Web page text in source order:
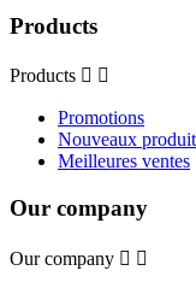
Products
Products  
Promotions
Nouveaux
Meilleures ventes
Our company
Our company  